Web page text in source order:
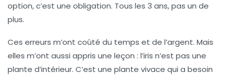
option, c’est une obligation. Tous les 3 ans, pas un de
plus.
Ces erreurs m’ont coûté du temps et de l’argent. Mais
elles m’ont aussi appris une leçon : l’iris n’est pas une
plante d’intérieur. C’est une plante vivace qui a besoin